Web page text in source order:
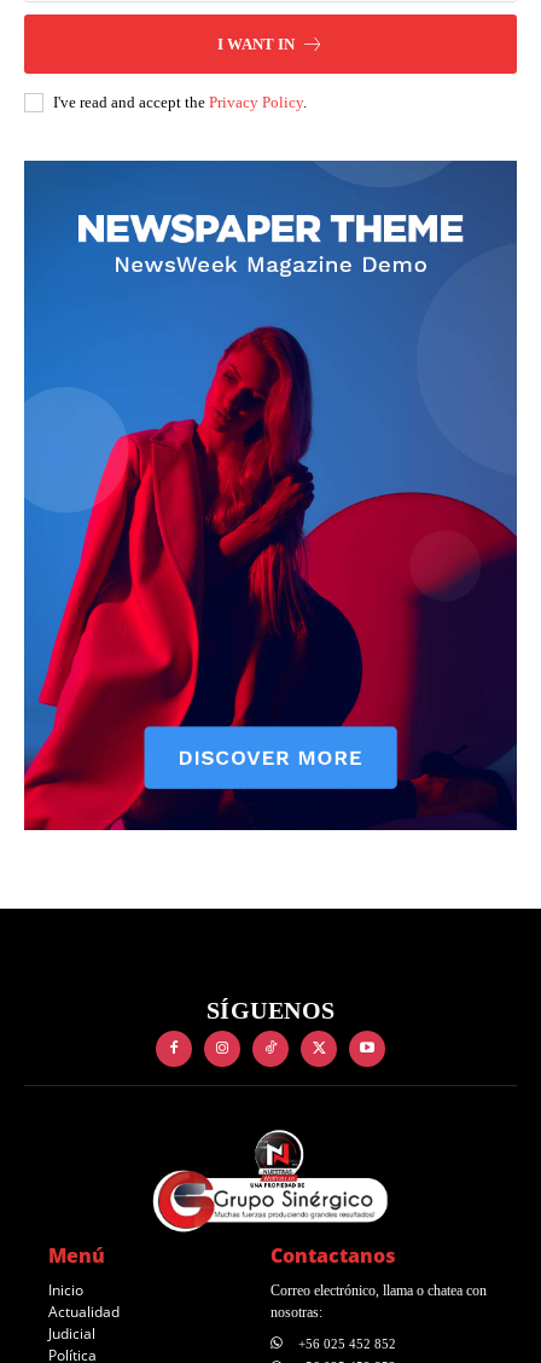
I WANT IN
I've read and accept the Privacy Policy.
SÍGUENOS
Menú
Inicio
Actualidad
Judicial
Política
Contactanos
Correo electrónico, llama o chatea con
nosotras:
+56 025 452 852